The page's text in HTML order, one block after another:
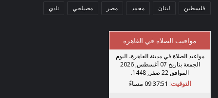
فلسطين لبنان محمد مصر مصيلحي نادي